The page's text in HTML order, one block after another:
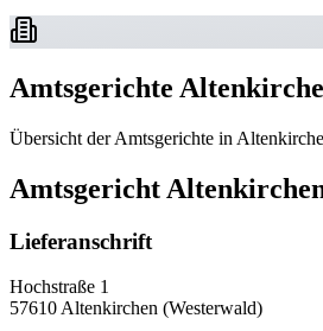
Amtsgerichte
Übersicht der Amtsgerichte in
Amtsgericht
Lieferanschrift
Hochstraße 1
57610 Altenkirchen (Westerwald)